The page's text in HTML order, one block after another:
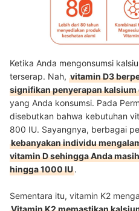
Ketika Anda mengonsumsi
terserap. Nah, vitamin D3
signifikan penyerapan
yang Anda konsumsi. Pada
disebutkan bahwa kebutuhan
800 IU. Sayangnya, berbagai
kebanyakan individu
vitamin D sehingga Anda
hingga 1000 IU.
Sementara itu, vitamin K2
Vitamin K2 memastikan